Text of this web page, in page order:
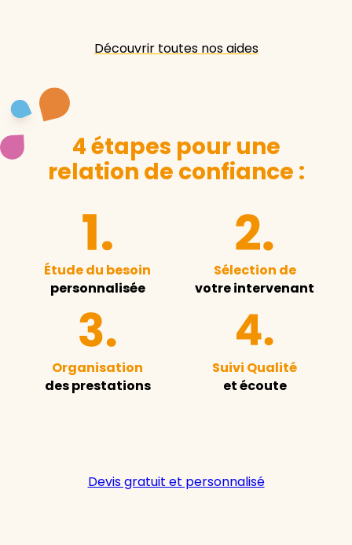
Découvrir toutes nos aides
4 étapes pour une
relation de confiance :
Étude du besoin
personnalisée
Sélection de
votre intervenant
Organisation
des prestations
Suivi Qualité
et écoute
Devis gratuit et personnalisé